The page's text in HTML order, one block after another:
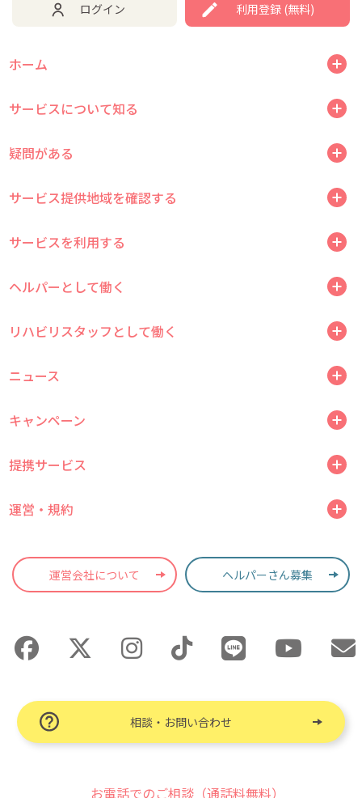
ログイン 利用登録 (無料)
ホーム
サービスについて知る
疑問がある
サービス提供地域を確認する
サービスを利用する
ヘルパーとして働く
リハビリスタッフとして働く
ニュース
キャンペーン
提携サービス
運営・規約
運営会社について ヘルパーさん募集
相談・お問い合わせ
お電話でのご相談（通話料無料）